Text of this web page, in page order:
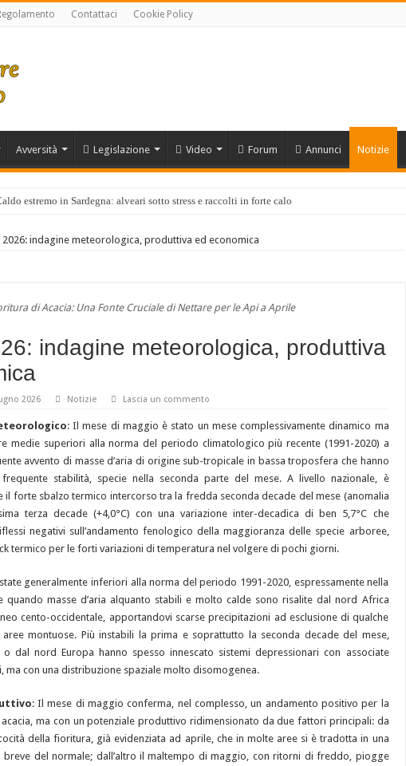
Contattaci Cookie Policy
Avversità Legislazione Video Forum Annunci Notizie
estremo in Sardegna: alveari sotto stress e raccolti in forte calo
di soccorso 2026
una siccità moderata è dannosa per le api
Europea approva Pep’Up, l’integratore di molibdeno per le api.
le regine: il momento giusto fa la differenza?
di lotta alla varroa 2026
indagine meteorologica, produttiva ed economica
di Acacia: Una Fonte Cruciale di Nettare per le Api a Aprile
indagine meteorologica, produttiva
2026 Notizie Lascia un commento
: Il mese di maggio è stato un mese complessivamente dinamico ma
medie superiori alla norma del periodo climatologico più recente (1991-2020) a
avvento di masse d’aria di origine sub-tropicale in bassa troposfera che hanno
stabilità, specie nella seconda parte del mese. A livello nazionale, è
il forte sbalzo termico intercorso tra la fredda seconda decade del mese (anomalia
terza decade (+4,0°C) con una variazione inter-decadica di ben 5,7°C che
negativi sull’andamento fenologico della maggioranza delle specie arboree,
termico per le forti variazioni di temperatura nel volgere di pochi giorni.
generalmente inferiori alla norma del periodo 1991-2020, espressamente nella
quando masse d’aria alquanto stabili e molto calde sono risalite dal nord Africa
cento-occidentale, apportandovi scarse precipitazioni ad esclusione di qualche
montuose. Più instabili la prima e soprattutto la seconda decade del mese,
dal nord Europa hanno spesso innescato sistemi depressionari con associate
ma con una distribuzione spaziale molto disomogenea.
: Il mese di maggio conferma, nel complesso, un andamento positivo per la
ma con un potenziale produttivo ridimensionato da due fattori principali: da
della fioritura, già evidenziata ad aprile, che in molte aree si è tradotta in una
del normale; dall’altro il maltempo di maggio, con ritorni di freddo, piogge